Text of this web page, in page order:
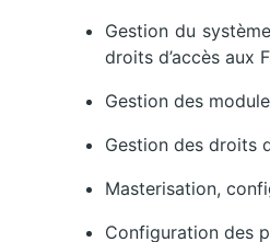
Gestion du
droits d’accès aux
Gestion des
Gestion des droits
Masterisation,
Configuration des